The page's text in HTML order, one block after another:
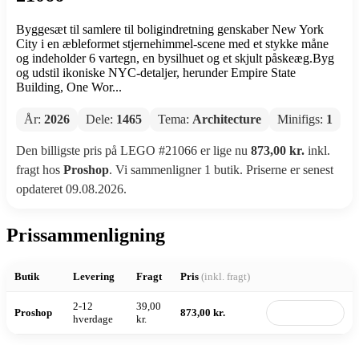
Byggesæt til samlere til boligindretning genskaber New York
City i en æbleformet stjernehimmel-scene med et stykke måne
og indeholder 6 vartegn, en bysilhuet og et skjult påskeæg.Byg
og udstil ikoniske NYC-detaljer, herunder Empire State
Building, One Wor...
År: 2026 Dele: 1465 Tema: Architecture Minifigs: 1
Den billigste pris på LEGO #21066 er lige nu 873,00 kr. inkl.
fragt hos Proshop. Vi sammenligner 1 butik. Priserne er senest
opdateret 09.08.2026.
Prissammenligning
Butik Levering Fragt Pris (inkl. fragt)
Proshop
2-12
hverdage
39,00
kr.
873,00 kr.